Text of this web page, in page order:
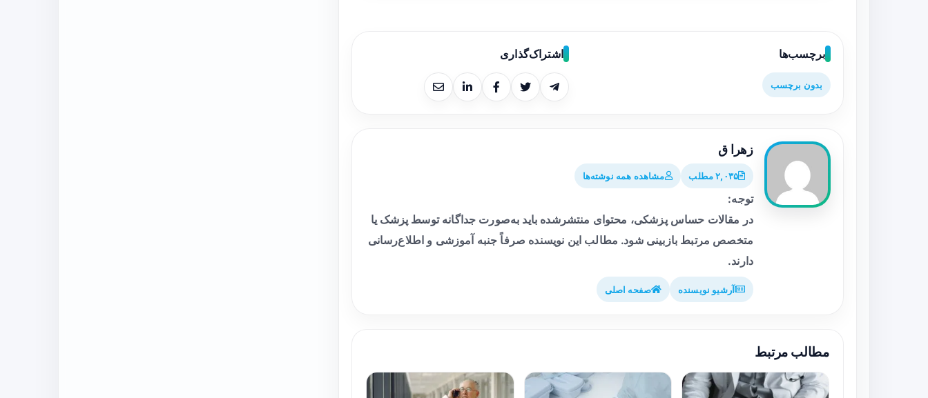
برچسب‌ها
بدون برچسب
اشتراک‌گذاری
زهرا ق
۲,۰۳۵ مطلب مشاهده همه نوشته‌ها
توجه:
در مقالات حساس پزشکی، محتوای منتشرشده باید به‌صورت جداگانه توسط پزشک یا
متخصص مرتبط بازبینی شود. مطالب این نویسنده صرفاً جنبه آموزشی و اطلاع‌رسانی
دارند.
آرشیو نویسنده صفحه اصلی
مطالب مرتبط